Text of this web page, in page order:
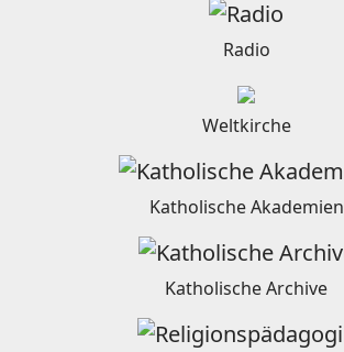
Radio
Weltkirche
Katholische Akademien
Katholische Archive